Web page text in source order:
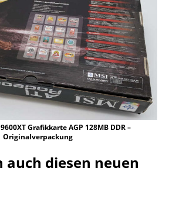
Grafikkarte AGP 128MB DDR –
Originalverpackung
auch diesen neuen